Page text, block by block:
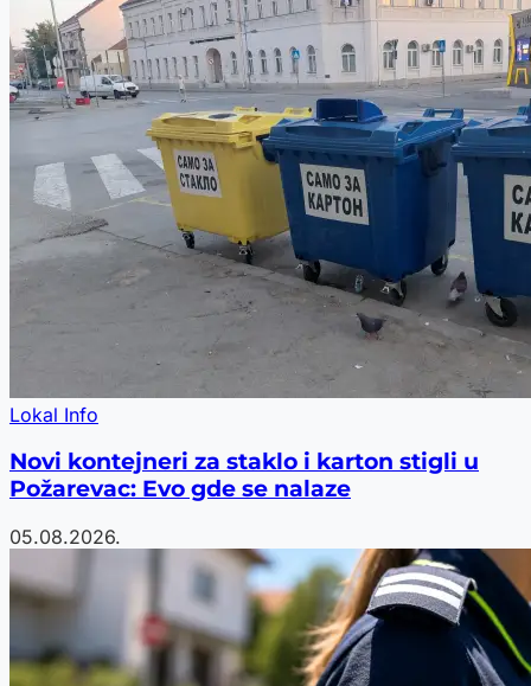
Lokal Info
Novi kontejneri za staklo i karton stigli u
Požarevac: Evo gde se nalaze
05.08.2026.